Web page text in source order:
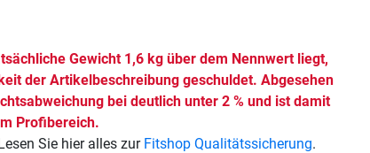
Gewicht 1,6 kg über dem Nennwert liegt,
der Artikelbeschreibung geschuldet. Abgesehen
bei deutlich unter 2 % und ist damit
Profibereich.
Sie hier alles zur Fitshop Qualitätssicherung.